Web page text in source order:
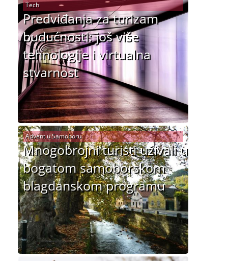
Predviđanja za turizam
budućnosti: još više
tehnologije i virtualna
stvarnost
Tech
Mnogobrojni turisti uživali u
bogatom samoborskom
blagdanskom programu
Advent u Samoboru